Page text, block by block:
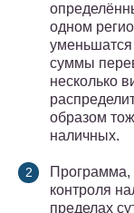
одном
суммы
несколько
образом
наличных.
Программа,
контроля
пределах